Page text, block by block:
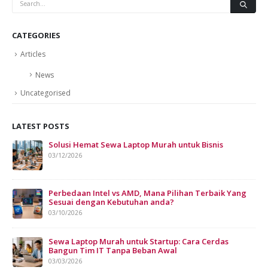
CATEGORIES
Articles
News
Uncategorised
LATEST POSTS
Solusi Hemat Sewa Laptop Murah untuk Bisnis
03/12/2026
Perbedaan Intel vs AMD, Mana Pilihan Terbaik Yang
Sesuai dengan Kebutuhan anda?
03/10/2026
Sewa Laptop Murah untuk Startup: Cara Cerdas
Bangun Tim IT Tanpa Beban Awal
03/03/2026